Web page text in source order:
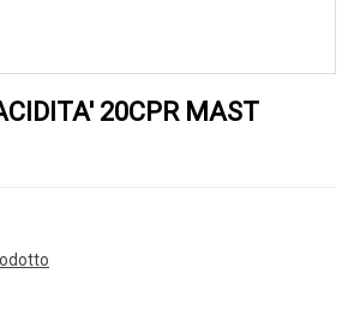
20CPR MAST